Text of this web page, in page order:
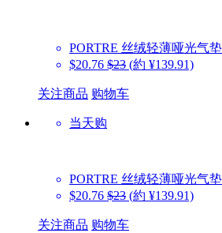
PORTRE 丝绒轻薄哑光气垫
$20.76 $23 (約 ¥139.91)
关注商品 购物车
当天购
PORTRE 丝绒轻薄哑光气
$20.76 $23 (約 ¥139.91)
关注商品 购物车